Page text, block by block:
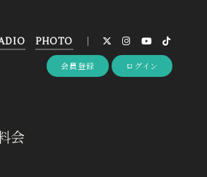
PHOTO
会員登録 ログイン
会